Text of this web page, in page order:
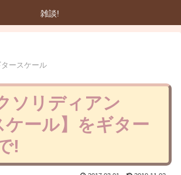
雑談!
タースケール
ソリディアン
ケール】をギター
!